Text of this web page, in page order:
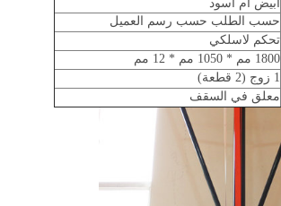
ابيض أم اسود
حسب الطلب حسب رسم العميل
تحكم لاسلكي
1800 مم * 1050 مم * 12 مم
1 زوج (2 قطعة)
معلق في السقف